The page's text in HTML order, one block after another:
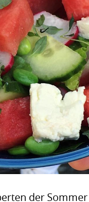
der